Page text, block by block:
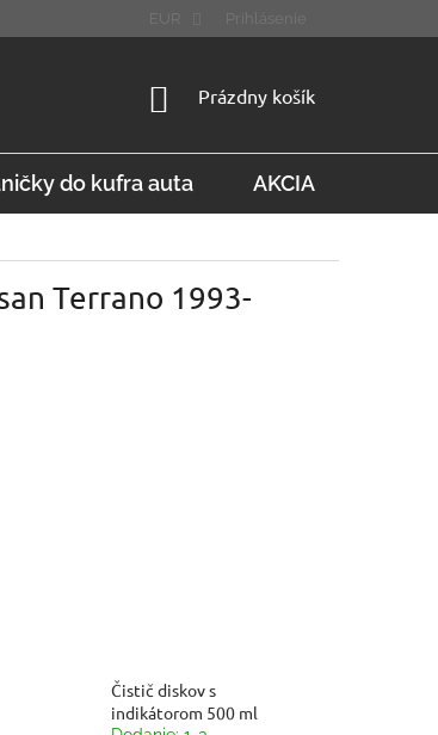
Prihlásenie
NÁKUPNÝ
Prázdny košík
do kufra auta AKCIA
Terrano 1993-
Čistič diskov s
indikátorom 500 ml